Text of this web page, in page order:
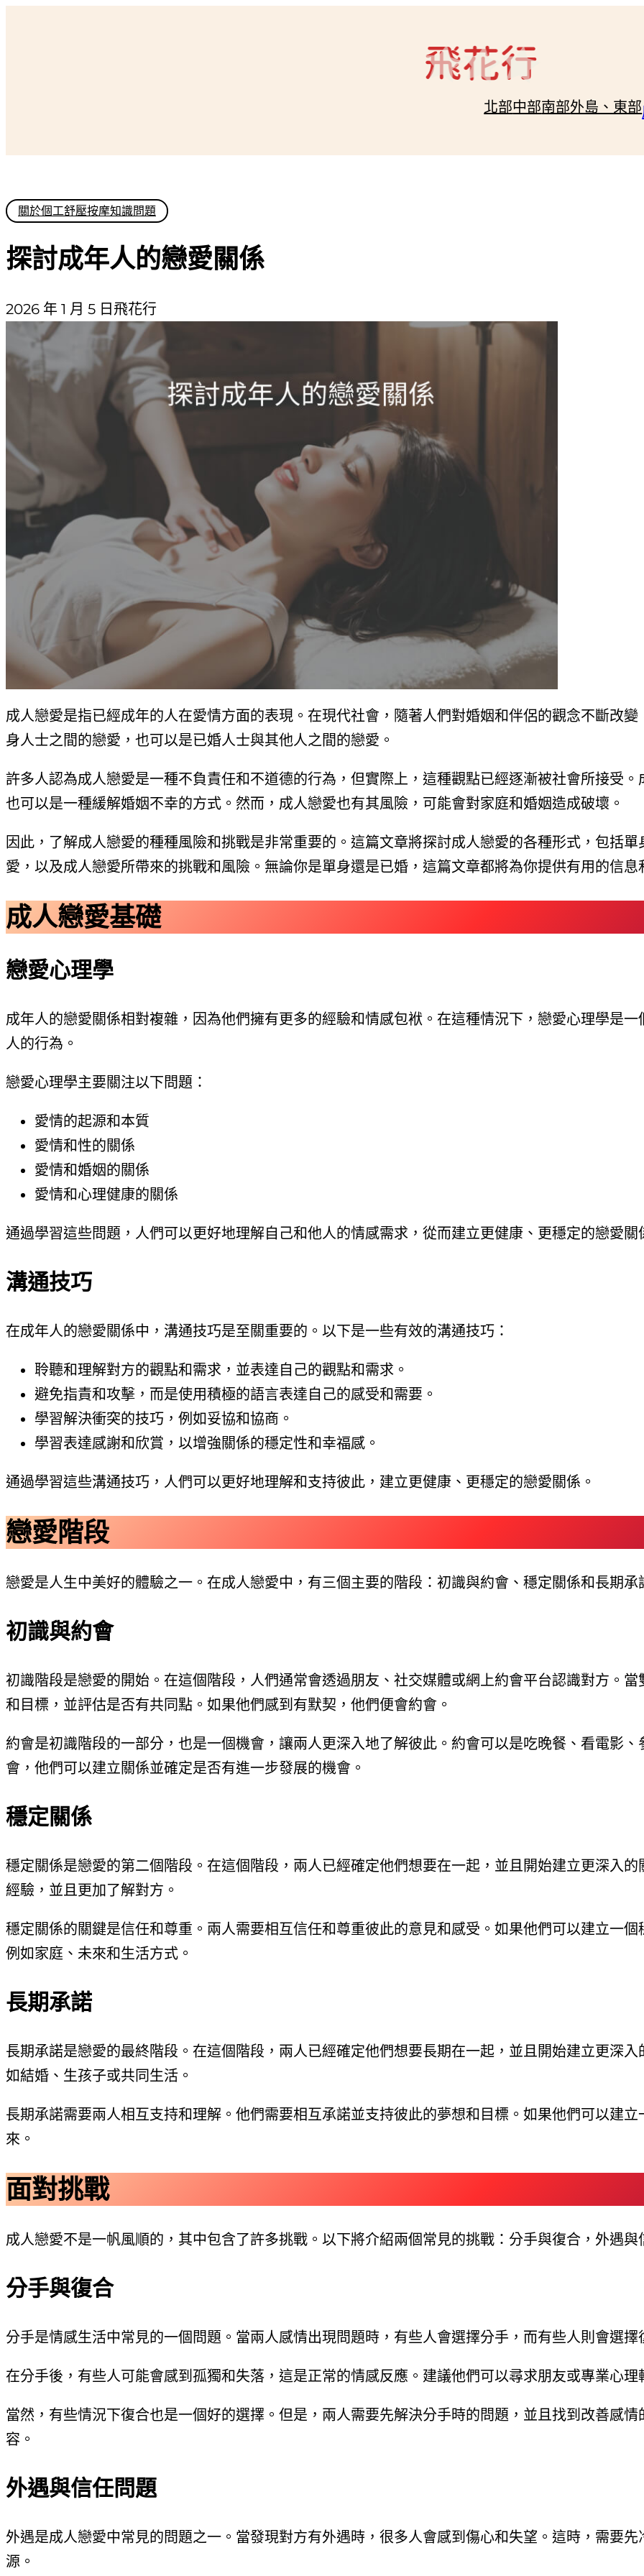
北部中部南部外島、東部
關於個工舒壓按摩知識問題
探討成年人的戀愛關係
2026 年 1 月 5 日 飛花行
成人戀愛是指已經成年的人在愛情方面的表現。在現代社會，隨著人們對婚姻和伴侶的觀念不斷改
身人士之間的戀愛，也可以是已婚人士與其他人之間的戀愛。
許多人認為成人戀愛是一種不負責任和不道德的行為，但實際上，這種觀點已經逐漸被社會所接受
也可以是一種緩解婚姻不幸的方式。然而，成人戀愛也有其風險，可能會對家庭和婚姻造成破壞。
因此，了解成人戀愛的種種風險和挑戰是非常重要的。這篇文章將探討成人戀愛的各種形式，包括
愛，以及成人戀愛所帶來的挑戰和風險。無論你是單身還是已婚，這篇文章都將為你提供有用的信
成人戀愛基礎
戀愛心理學
成年人的戀愛關係相對複雜，因為他們擁有更多的經驗和情感包袱。在這種情況下，戀愛心理學是
人的行為。
戀愛心理學主要關注以下問題：
愛情的起源和本質
愛情和性的關係
愛情和婚姻的關係
愛情和心理健康的關係
通過學習這些問題，人們可以更好地理解自己和他人的情感需求，從而建立更健康、更穩定的戀愛關
溝通技巧
在成年人的戀愛關係中，溝通技巧是至關重要的。以下是一些有效的溝通技巧：
聆聽和理解對方的觀點和需求，並表達自己的觀點和需求。
避免指責和攻擊，而是使用積極的語言表達自己的感受和需要。
學習解決衝突的技巧，例如妥協和協商。
學習表達感謝和欣賞，以增強關係的穩定性和幸福感。
通過學習這些溝通技巧，人們可以更好地理解和支持彼此，建立更健康、更穩定的戀愛關係。
戀愛階段
戀愛是人生中美好的體驗之一。在成人戀愛中，有三個主要的階段：初識與約會、穩定關係和長期承
初識與約會
初識階段是戀愛的開始。在這個階段，人們通常會透過朋友、社交媒體或網上約會平台認識對方。
和目標，並評估是否有共同點。如果他們感到有默契，他們便會約會。
約會是初識階段的一部分，也是一個機會，讓兩人更深入地了解彼此。約會可以是吃晚餐、看電影
會，他們可以建立關係並確定是否有進一步發展的機會。
穩定關係
穩定關係是戀愛的第二個階段。在這個階段，兩人已經確定他們想要在一起，並且開始建立更深入
經驗，並且更加了解對方。
穩定關係的關鍵是信任和尊重。兩人需要相互信任和尊重彼此的意見和感受。如果他們可以建立一
例如家庭、未來和生活方式。
長期承諾
長期承諾是戀愛的最終階段。在這個階段，兩人已經確定他們想要長期在一起，並且開始建立更深
如結婚、生孩子或共同生活。
長期承諾需要兩人相互支持和理解。他們需要相互承諾並支持彼此的夢想和目標。如果他們可以建
來。
面對挑戰
成人戀愛不是一帆風順的，其中包含了許多挑戰。以下將介紹兩個常見的挑戰：分手與復合，外遇與
分手與復合
分手是情感生活中常見的一個問題。當兩人感情出現問題時，有些人會選擇分手，而有些人則會選
在分手後，有些人可能會感到孤獨和失落，這是正常的情感反應。建議他們可以尋求朋友或專業心
當然，有些情況下復合也是一個好的選擇。但是，兩人需要先解決分手時的問題，並且找到改善感
容。
外遇與信任問題
外遇是成人戀愛中常見的問題之一。當發現對方有外遇時，很多人會感到傷心和失望。這時，需要
源。